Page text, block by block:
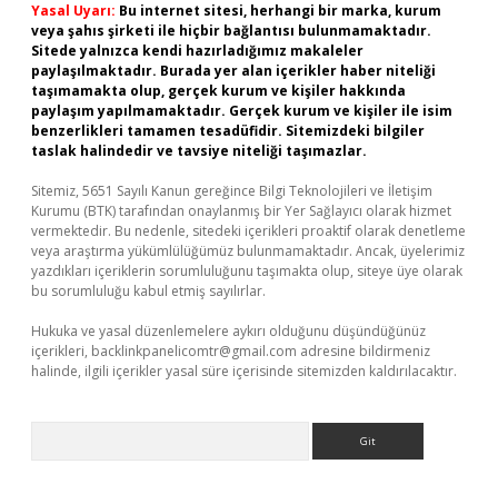
Yasal Uyarı: Bu internet sitesi, herhangi bir marka, kurum
veya şahıs şirketi ile hiçbir bağlantısı bulunmamaktadır.
Sitede yalnızca kendi hazırladığımız makaleler
paylaşılmaktadır. Burada yer alan içerikler haber niteliği
taşımamakta olup, gerçek kurum ve kişiler hakkında
paylaşım yapılmamaktadır. Gerçek kurum ve kişiler ile isim
benzerlikleri tamamen tesadüfidir. Sitemizdeki bilgiler
taslak halindedir ve tavsiye niteliği taşımazlar.
Sitemiz, 5651 Sayılı Kanun gereğince Bilgi Teknolojileri ve İletişim
Kurumu (BTK) tarafından onaylanmış bir Yer Sağlayıcı olarak hizmet
vermektedir. Bu nedenle, sitedeki içerikleri proaktif olarak denetleme
veya araştırma yükümlülüğümüz bulunmamaktadır. Ancak, üyelerimiz
yazdıkları içeriklerin sorumluluğunu taşımakta olup, siteye üye olarak
bu sorumluluğu kabul etmiş sayılırlar.
Hukuka ve yasal düzenlemelere aykırı olduğunu düşündüğünüz
içerikleri, backlinkpanelicomtr@gmail.com adresine bildirmeniz
halinde, ilgili içerikler yasal süre içerisinde sitemizden kaldırılacaktır.